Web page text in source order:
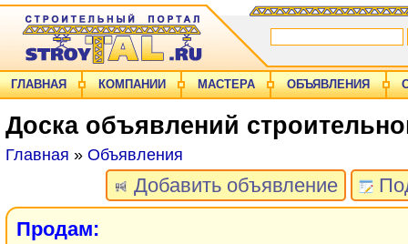
ГЛАВНАЯ КОМПАНИИ МАСТЕРА ОБЪЯВЛЕНИЯ
Доска объявлений
Главная » Объявления
Добавить объявление
Продам: